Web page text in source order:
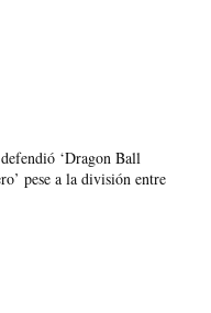
‘Dragon Ball
pese a la división entre